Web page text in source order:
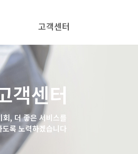
고객센터
공지사항
질문과답변
자유게시판
객센터
, 더 좋은 서비스를
도록 노력하겠습니다